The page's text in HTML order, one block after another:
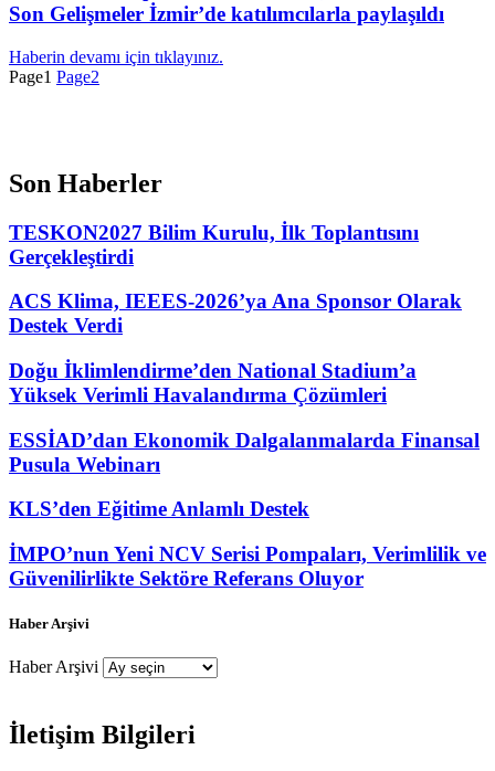
Son Gelişmeler İzmir’de katılımcılarla paylaşıldı
Haberin devamı için tıklayınız.
Page1 Page2
Son Haberler
TESKON2027 Bilim Kurulu, İlk Toplantısını
Gerçekleştirdi
ACS Klima, IEEES-2026’ya Ana Sponsor Olarak
Destek Verdi
Doğu İklimlendirme’den National Stadium’a
Yüksek Verimli Havalandırma Çözümleri
ESSİAD’dan Ekonomik Dalgalanmalarda Finansal
Pusula Webinarı
KLS’den Eğitime Anlamlı Destek
İMPO’nun Yeni NCV Serisi Pompaları, Verimlilik ve
Güvenilirlikte Sektöre Referans Oluyor
Haber Arşivi
Haber Arşivi
İletişim Bilgileri